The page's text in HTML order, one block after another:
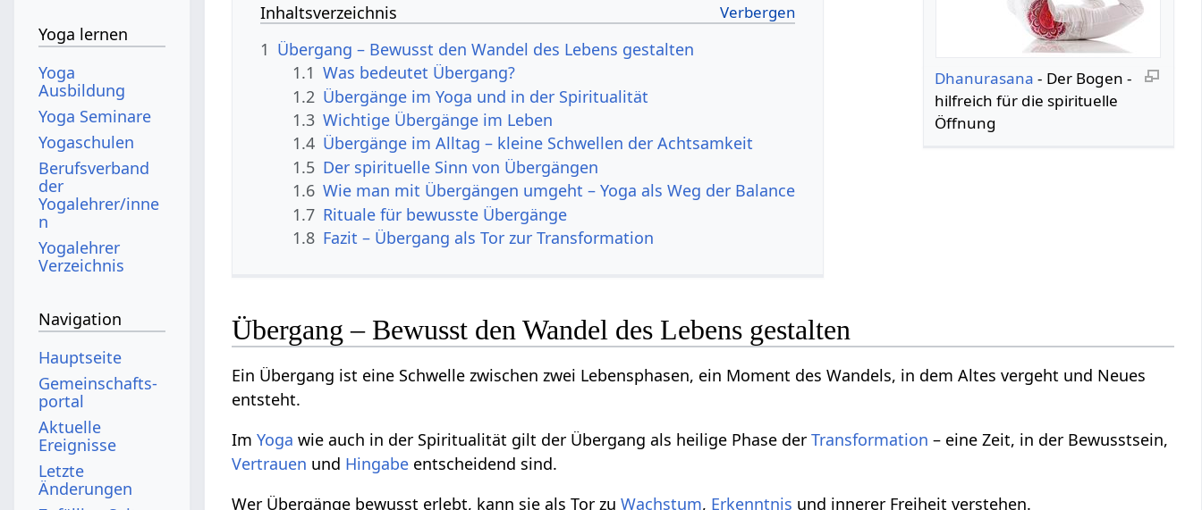
Dhanurasana - Der Bogen -
hilfreich für die spirituelle
Öffnung
Inhaltsverzeichnis
1 Übergang – Bewusst den Wandel des Lebens gestalten
1.1 Was bedeutet Übergang?
1.2 Übergänge im Yoga und in der Spiritualität
1.3 Wichtige Übergänge im Leben
1.4 Übergänge im Alltag – kleine Schwellen der Achtsamkeit
1.5 Der spirituelle Sinn von Übergängen
1.6 Wie man mit Übergängen umgeht – Yoga als Weg der Balance
1.7 Rituale für bewusste Übergänge
1.8 Fazit – Übergang als Tor zur Transformation
Übergang – Bewusst den Wandel des Lebens gestalten
Ein Übergang ist eine Schwelle zwischen zwei Lebensphasen, ein Moment des Wandels, in dem Altes vergeht und Neues
entsteht.
ImYoga wie auch in der Spiritualität gilt der Übergang als heilige Phase derTransformation – eine Zeit, in der Bewusstsein,
Vertrauen und Hingabe entscheidend sind.
Wer Übergänge bewusst erlebt, kann sie als Tor zuWachstum, Erkenntnis und innerer Freiheit verstehen.
Yoga lernen
Yoga
Ausbildung
Yoga Seminare
Yogaschulen
Berufsverband
der
Yogalehrer/inne
n
Yogalehrer
Verzeichnis
Navigation
Hauptseite
Gemeinschafts­
portal
Aktuelle
Ereignisse
Letzte
Änderungen